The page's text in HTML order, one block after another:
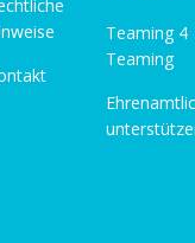
Teaming 4
Teaming